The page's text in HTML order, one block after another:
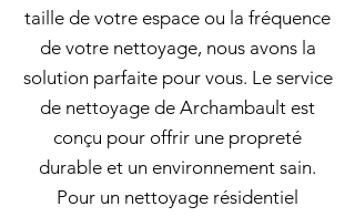
taille de votre espace ou la fréquence
de votre nettoyage, nous avons la
solution parfaite pour vous. Le service
de nettoyage de Archambault est
conçu pour offrir une propreté
durable et un environnement sain.
Pour un nettoyage résidentiel